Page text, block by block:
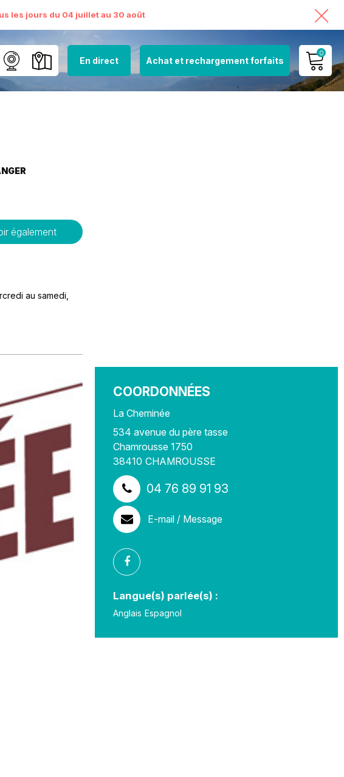
les jours du 04 juillet au 30 août
En direct Achat et rechargement forfaits
0
MON COMPTE
également
au samedi,
COORDONNÉES
La Cheminée
534 avenue du père tasse
Chamrousse 1750
38410 CHAMROUSSE
04 76 89 91 93
E-mail / Message
Langue(s) parlée(s) :
Anglais Espagnol